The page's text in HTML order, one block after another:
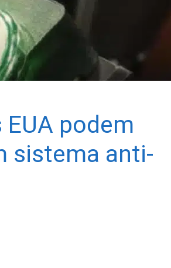
podem
sistema anti-